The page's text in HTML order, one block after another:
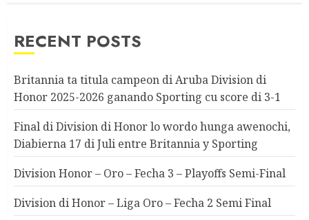
RECENT POSTS
Britannia ta titula campeon di Aruba Division di
Honor 2025-2026 ganando Sporting cu score di 3-1
Final di Division di Honor lo wordo hunga awenochi,
Diabierna 17 di Juli entre Britannia y Sporting
Division Honor – Oro – Fecha 3 – Playoffs Semi-Final
Division di Honor – Liga Oro – Fecha 2 Semi Final